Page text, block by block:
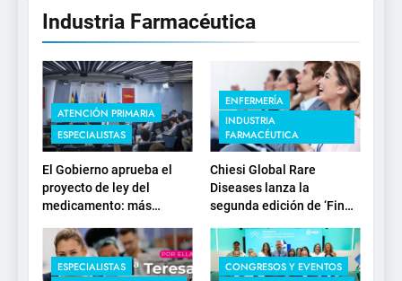
Industria Farmacéutica
ATENCIÓN PRIMARIA
ESPECIALISTAS
El Gobierno aprueba el
proyecto de ley del
medicamento: más
estratégica y
modernización para el
SNS
ENFERMERÍA
INDUSTRIA
FARMACÉUTICA
Chiesi Global Rare
Diseases lanza la
segunda edición de ‘Find
investigación en
enfermedades de
depósito lisosomal
ESPECIALISTAS
CONGRESOS Y EVENTOS